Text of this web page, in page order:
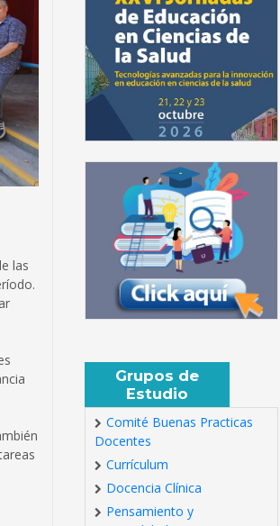
las
Grupos de
Estudio
Comité Buenas Practicas
Docentes
Currículum
Docencia Clínica
Pensamiento y